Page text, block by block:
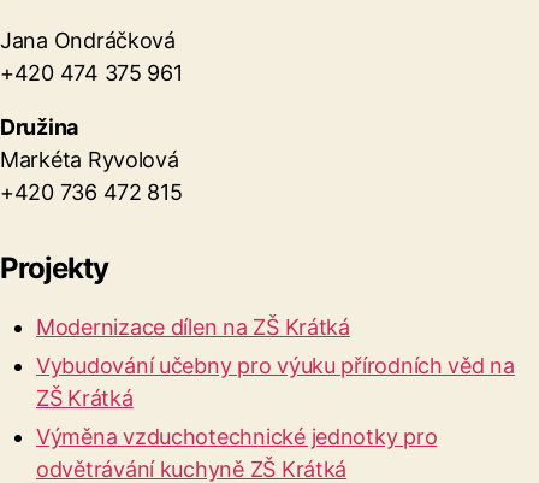
Jana Ondráčková
+420 474 375 961
Družina
Markéta Ryvolová
+420 736 472 815
Projekty
Modernizace dílen na ZŠ Krátká
Vybudování učebny pro výuku přírodních věd na
ZŠ Krátká
Výměna vzduchotechnické jednotky pro
odvětrávání kuchyně ZŠ Krátká